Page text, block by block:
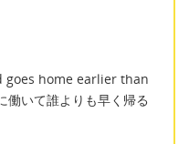
goes home earlier than
いて誰よりも早く帰る